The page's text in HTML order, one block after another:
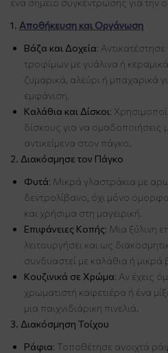
ένα σημείο συγκέντρωσης για την
1. Αποθήκευση και Οργάνωση
Βάζα και Δοχεία:
τροφίμων με γυάλινα ή
ζυμαρικά, αλεύρι ή μπαχαρικά
εμφάνιση.
Καλάθια και Δίσκοι:
δίσκους για να ομαδοποιήσεις
αντικείμενα στον πάγκο.
2. Διακόσμησε τον Πάγκο
Φυτά: Μικρά γλαστράκια με
δεντρολίβανο, όχι μόνο
και χρήσιμα στη μαγειρική.
Επιφάνειες Κοπής: Μια ξύλινη
λειτουργήσει και ως
συνδυαστεί με καλάθια ή μικρά
Κουζινικά σε Χρώμα: Αν έχεις
χρωματιστή καφετιέρα ή ένα
μια παιχνιδιάρικη πινελιά.
3. Διακόσμηση Τοίχου
Ράφια: Τοποθέτησε ανοιχτά